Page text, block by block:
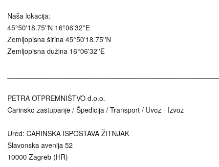
Naša lokacija:
45°50'18.75''N 16°06'32''E
Zemljopisna širina 45°50'18.75''N
Zemljopisna dužina 16°06'32''E
PETRA OTPREMNIŠTVO d.o.o.
Carinsko zastupanje / Špedicija / Transport / Uvoz - Izvoz
Ured: CARINSKA ISPOSTAVA ŽITNJAK
Slavonska avenija 52
10000 Zagreb (HR)